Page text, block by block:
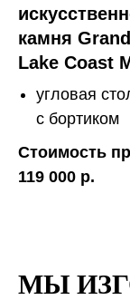
камня
Lake Coast
угловая
с бортиком
Стоимость
119 000 р.
МЫ